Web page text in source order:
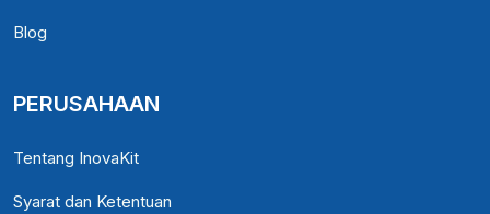
Blog
PERUSAHAAN
Tentang InovaKit
Syarat dan Ketentuan